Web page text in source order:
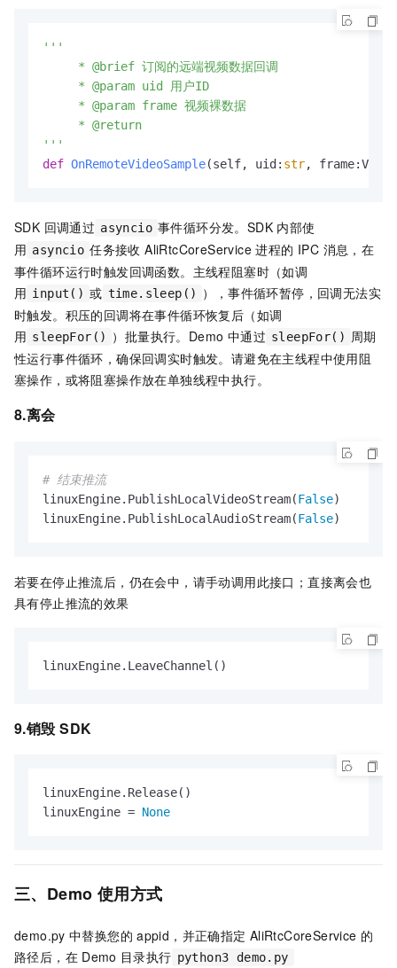
'''
     * @brief 订阅的远端视频数据回调
     * @param uid 用户ID
     * @param frame 视频裸数据
     * @return
'''
def OnRemoteVideoSample(self, uid: str,
SDK 回调通过 asyncio 事件循环分发。SDK 内部使
用 asyncio 任务接收 AliRtcCoreService 进程的 IPC 消息，在
事件循环运行时触发回调函数。主线程阻塞时（如调
用 input() 或 time.sleep()
），事件循环暂停，回调无法实
时触发。积压的回调将在事件循环恢复后（如调
用 sleepFor() ）批量执行。Demo 中通过 sleepFor() 周期
性运行事件循环，确保回调实时触发。请避免在主线程中使用阻
塞操作，或将阻塞操作放在单独线程中执行。
8.离会
# 结束推流
linuxEngine.PublishLocalVideoStream(False)
linuxEngine.PublishLocalAudioStream(False)
若要在停止推流后，仍在会中，请手动调用此接口；直接离会也
具有停止推流的效果
linuxEngine.LeaveChannel()
9.销毁 SDK
linuxEngine.Release()
linuxEngine = None
三、Demo 使用方式
demo.py 中替换您的 appid，并正确指定 AliRtcCoreService 的
路径后，在 Demo 目录执行 python3 demo.py